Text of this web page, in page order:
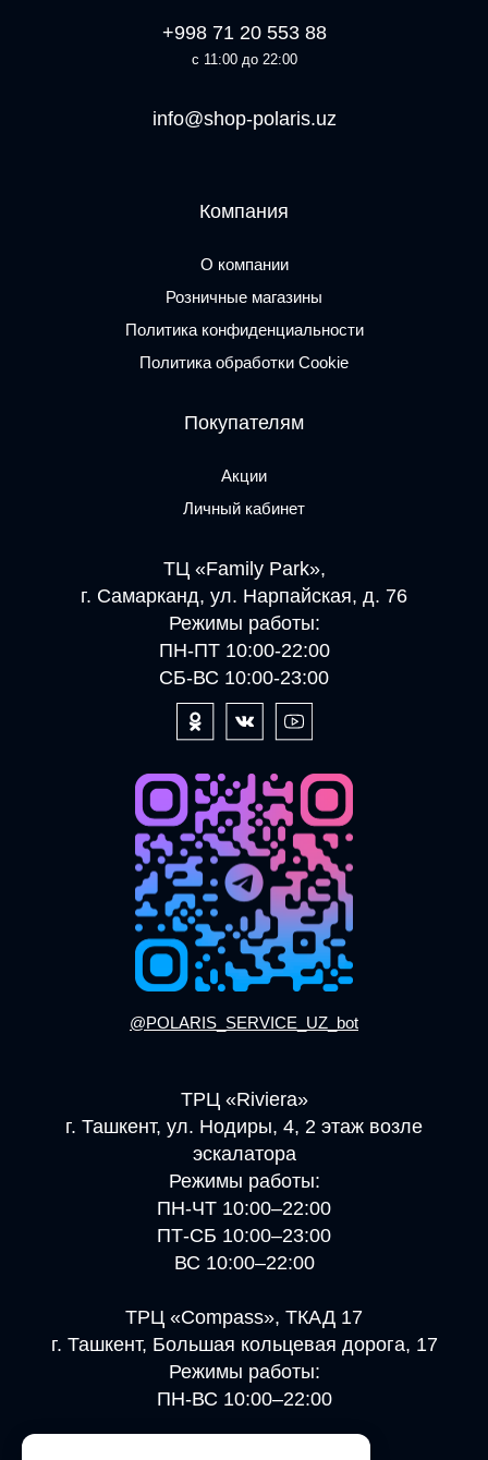
+998 71 20 553 88
с 11:00 до 22:00
info@shop-polaris.uz
Компания
О компании
Розничные магазины
Политика конфиденциальности
Политика обработки Cookie
Покупателям
Акции
Личный кабинет
ТЦ «Family Park»,
г. Самарканд, ул. Нарпайская, д. 76
Режимы работы:
ПН-ПТ 10:00-22:00
СБ-ВС 10:00-23:00
@POLARIS_SERVICE_UZ_bot
ТРЦ «Riviera»
г. Ташкент, ул. Нодиры, 4, 2 этаж возле
эскалатора
Режимы работы:
ПН-ЧТ 10:00–22:00
ПТ-СБ 10:00–23:00
ВС 10:00–22:00
ТРЦ «Compass», ТКАД 17
г. Ташкент, Большая кольцевая дорога, 17
Режимы работы:
ПН-ВС 10:00–22:00